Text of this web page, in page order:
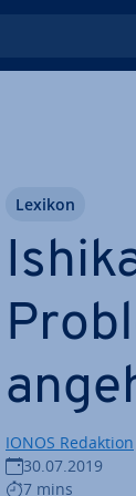
IONOS Redaktion
30.07.2019
7 mins
Lexikon